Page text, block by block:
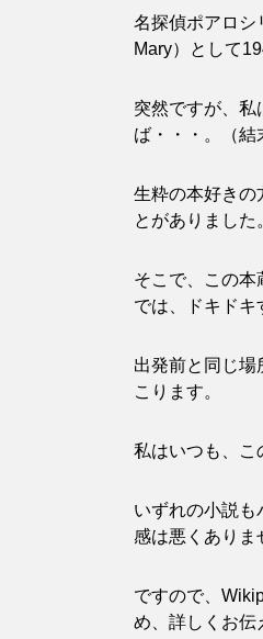
名探偵ポアロシ
Mary）として
突然ですが、私
ば・・・。（結
生粋の本好きの
とがありました
そこで、この本
では、ドキドキ
出発前と同じ場
こります。
私はいつも、こ
いずれの小説も
感は悪くありま
ですので、
め、詳しくお